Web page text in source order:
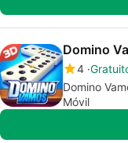
Domino
4
Domino
Móvil